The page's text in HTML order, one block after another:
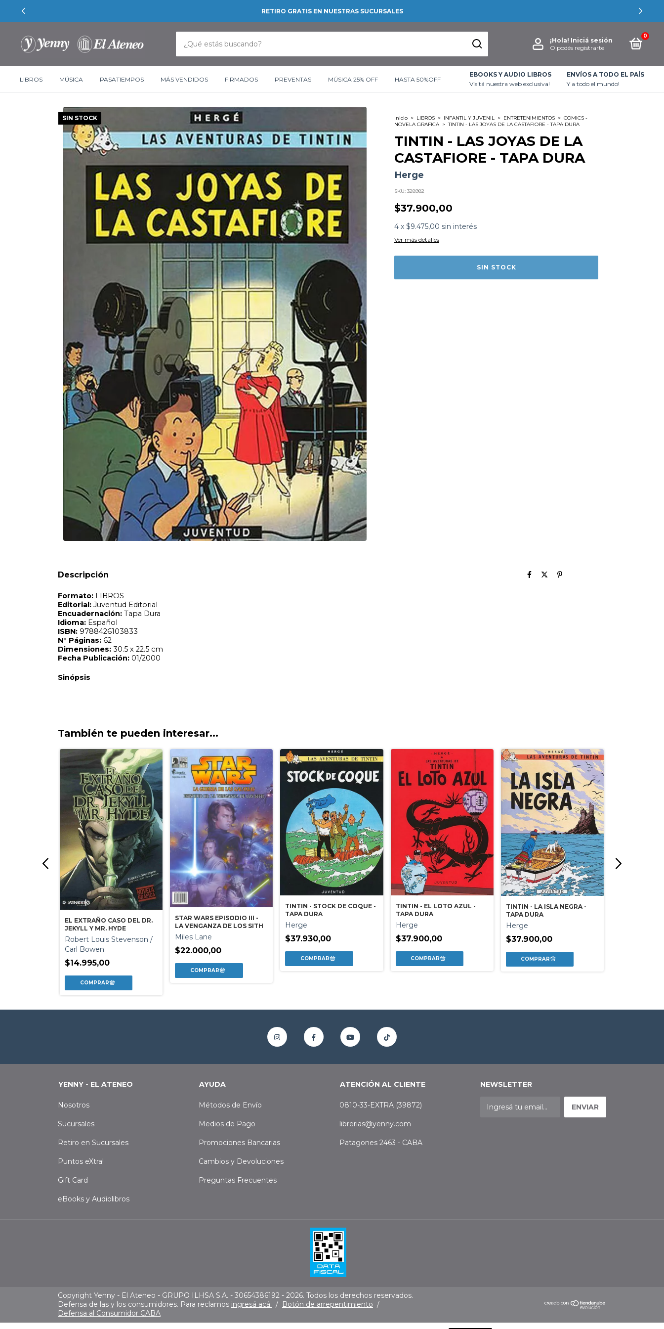
RETIRO GRATIS EN NUESTRAS SUCURSALES
¡Hola! Iniciá sesión
O podés registrarte
0
LIBROS MÚSICA PASATIEMPOS MÁS VENDIDOS FIRMADOS PREVENTAS MÚSICA 25% OFF HASTA 50%OFF
EBOOKS Y AUDIO LIBROS
Visitá nuestra web exclusiva!
ENVÍOS A TODO EL PAÍS
Y a todo el mundo!
SIN STOCK Inicio > LIBROS > INFANTIL Y JUVENIL > ENTRETENIMIENTOS > COMICS -
NOVELA GRAFICA > TINTIN - LAS JOYAS DE LA CASTAFIORE - TAPA DURA
TINTIN - LAS JOYAS DE LA
CASTAFIORE - TAPA DURA
Herge
SKU: 328982
$37.900,00
4 x $9.475,00 sin interés
Ver más detalles
Descripción
Formato:LIBROS
Juventud Editorial
Encuadernación:Tapa Dura
Idioma:Español
9788426103833
Dimensiones:30.5 x 22.5 cm
También te pueden interesar...
EL EXTRAÑO CASO DEL DR.
JEKYLL Y MR. HYDE
Robert Louis Stevenson /
Carl Bowen
$14.995,00
STAR WARS EPISODIO III -
LA VENGANZA DE LOS SITH
Miles Lane
$22.000,00
TINTIN - STOCK DE COQUE -
TAPA DURA
Herge
$37.930,00
TINTIN - EL LOTO AZUL -
TAPA DURA
Herge
$37.900,00
TINTIN - LA ISLA NEGRA -
TAPA DURA
Herge
$37.900,00
YENNY - EL ATENEO
Nosotros
Sucursales
Retiro en Sucursales
Puntos eXtra!
Gift Card
eBooks y Audiolibros
AYUDA
Métodos de Envío
Medios de Pago
Promociones Bancarias
Cambios y Devoluciones
Preguntas Frecuentes
ATENCIÓN AL CLIENTE
0810-33-EXTRA (39872)
librerias@yenny.com
Patagones 2463 - CABA
NEWSLETTER
Copyright Yenny - El Ateneo - GRUPO ILHSA S.A. - 30654386192 - 2026. Todos los derechos reservados.
Defensa de las y los consumidores. Para reclamos ingresá acá. / Botón de arrepentimiento /
Defensa al Consumidor CABA